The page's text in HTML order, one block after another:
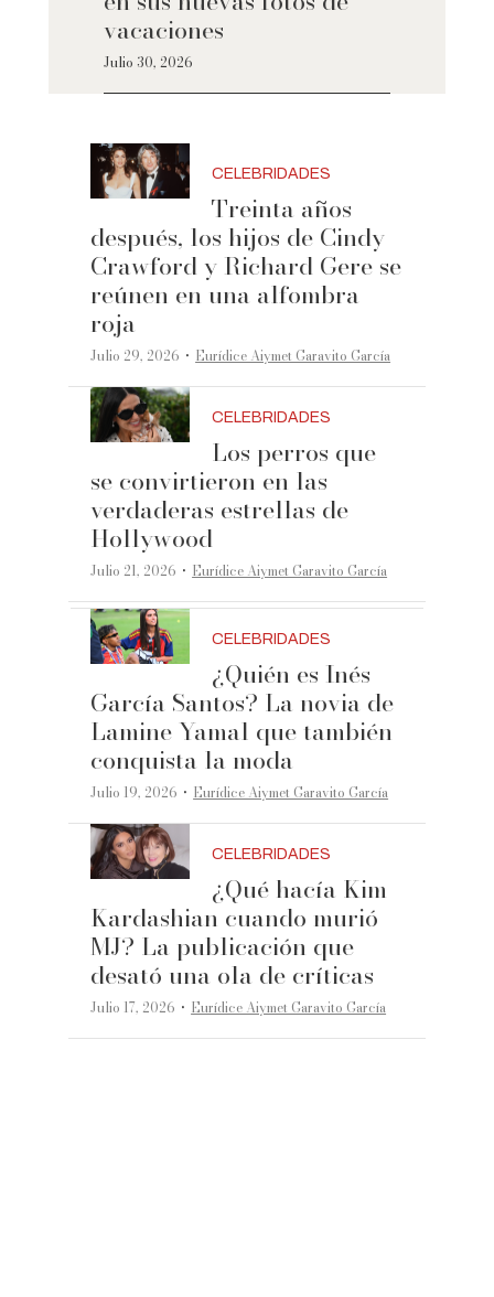
vacaciones
Julio 30, 2026
CELEBRIDADES
Treinta años
después, los hijos de Cindy
Crawford y Richard Gere se
reúnen en una alfombra
roja
Julio 29, 2026 ·Eurídice Aiymet Garavito García
CELEBRIDADES
Los perros que
se convirtieron en las
verdaderas estrellas de
Hollywood
Julio 21, 2026 ·Eurídice Aiymet Garavito García
CELEBRIDADES
¿Quién es Inés
García Santos? La novia de
Lamine Yamal que también
conquista la moda
Julio 19, 2026 ·Eurídice Aiymet Garavito García
CELEBRIDADES
¿Qué hacía Kim
Kardashian cuando murió
MJ? La publicación que
desató una ola de críticas
Julio 17, 2026 ·Eurídice Aiymet Garavito García